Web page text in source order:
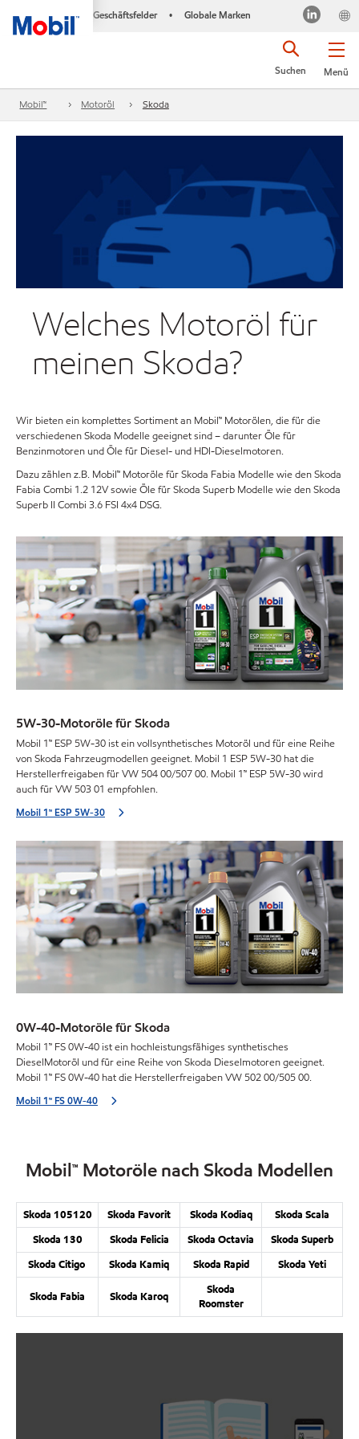
Geschäftsfelder • Globale Marken
Menü
Suchen
Mobil™ Motoröl Skoda
Welches Motoröl für
meinen Skoda?
Wir bieten ein komplettes Sortiment an Mobil™ Motorölen, die für die
verschiedenen Skoda Modelle geeignet sind – darunter Öle für
Benzinmotoren und Öle für Diesel- und HDI-Dieselmotoren.
Dazu zählen z.B. Mobil™ Motoröle für Skoda Fabia Modelle wie den Skoda
Fabia Combi 1.2 12V sowie Öle für Skoda Superb Modelle wie den Skoda
Superb II Combi 3.6 FSI 4x4 DSG.
5W-30-Motoröle für Skoda
Mobil 1™ ESP 5W-30 ist ein vollsynthetisches Motoröl und für eine Reihe
von Skoda Fahrzeugmodellen geeignet. Mobil 1 ESP 5W-30 hat die
Herstellerfreigaben für VW 504 00/507 00. Mobil 1™ ESP 5W-30 wird
auch für VW 503 01 empfohlen.
Mobil 1™ ESP 5W-30
0W-40-Motoröle für Skoda
Mobil 1™ FS 0W-40 ist ein hochleistungsfähiges synthetisches
DieselMotoröl und für eine Reihe von Skoda Dieselmotoren geeignet.
Mobil 1™ FS 0W-40 hat die Herstellerfreigaben VW 502 00/505 00.
Mobil 1™ FS 0W-40
Mobil™ Motoröle nach Skoda Modellen
Skoda 105120 Skoda Favorit Skoda Kodiaq
Skoda Scala
Skoda 130
Skoda Felicia Skoda Octavia
Skoda Superb
Skoda Citigo
Skoda Kamiq Skoda Rapid Skoda Yeti
Skoda Fabia Skoda Karoq
Skoda
Roomster